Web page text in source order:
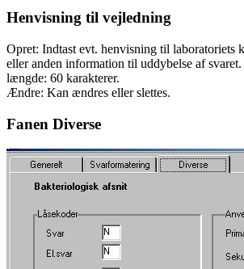
Henvisning til vejledning
Opret: Indtast evt. henvisning til laboratoriets
eller anden information til uddybelse af
længde: 60 karakterer.
Ændre: Kan ændres eller slettes.
Fanen Diverse